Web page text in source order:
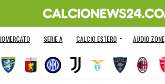
SERIE A CALCIO ESTERO AUDIO ZONE